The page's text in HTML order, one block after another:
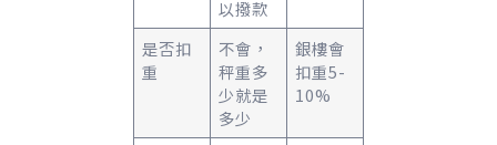
以撥款
是否扣
重
不會，
秤重多
少就是
多少
銀樓會
扣重5-
10%